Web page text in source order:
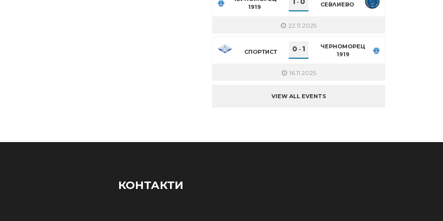
1919
- СЕВЛИЕВО
22.11.2025
СПОРТИСТ 0 - 1
ЧЕРНОМОРЕЦ
1919
16.11.2025
VIEW ALL EVENTS
КОНТАКТИ